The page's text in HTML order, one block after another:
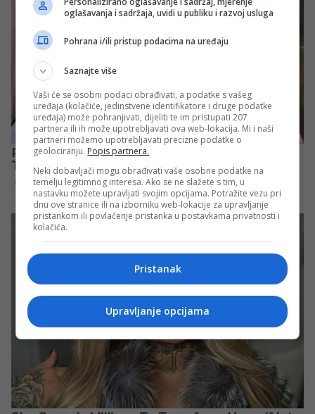
oglašavanja i sadržaja, uvidi u publiku i razvoj usluga
Pohrana i/ili pristup podacima na uređaju
Saznajte više
Vaši će se osobni podaci obrađivati, a podatke s vašeg
uređaja (kolačiće, jedinstvene identifikatore i druge podatke
uređaja) može pohranjivati, dijeliti te im pristupati 207
partnera ili ih može upotrebljavati ova web-lokacija. Mi i naši
partneri možemo upotrebljavati precizne podatke o
geolociranju. Popis partnera.
Neki dobavljači mogu obrađivati vaše osobne podatke na
temelju legitimnog interesa. Ako se ne slažete s tim, u
nastavku možete upravljati svojim opcijama. Potražite vezu pri
dnu ove stranice ili na izborniku web-lokacije za upravljanje
pristankom ili povlačenje pristanka u postavkama privatnosti i
kolačića.
Pristanak
Upravljanje opcijama